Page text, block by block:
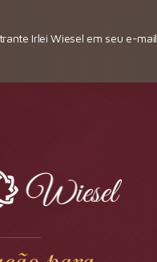
Irlei Wiesel em seu e-mail